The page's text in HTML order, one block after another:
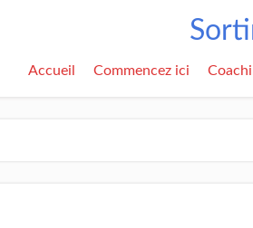
Accueil Commencez ici